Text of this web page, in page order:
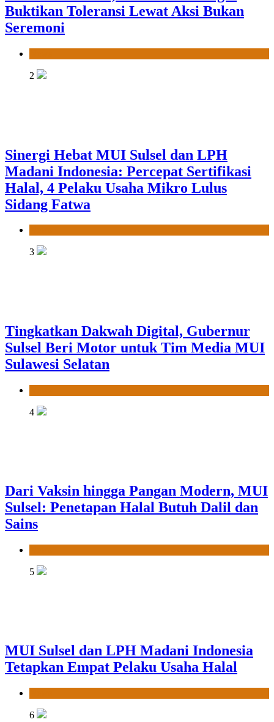
Buktikan Toleransi Lewat Aksi Bukan
Seremoni
2
Sinergi Hebat MUI Sulsel dan LPH
Madani Indonesia: Percepat Sertifikasi
Halal, 4 Pelaku Usaha Mikro Lulus
Sidang Fatwa
3
Tingkatkan Dakwah Digital, Gubernur
Sulsel Beri Motor untuk Tim Media MUI
Sulawesi Selatan
4
Dari Vaksin hingga Pangan Modern, MUI
Sulsel: Penetapan Halal Butuh Dalil dan
Sains
5
MUI Sulsel dan LPH Madani Indonesia
Tetapkan Empat Pelaku Usaha Halal
6